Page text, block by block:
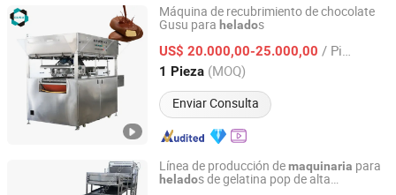
Máquina de recubrimiento de chocolate
Gusu para helados
US$ 20.000,00-25.000,00 / Pieza
1 Pieza (MOQ)
Enviar Consulta
Gusu Food Processing Machinery Suzhou Co., Ltd.
Jiangsu, China Desde 2016
Línea de producción demaquinaria para
helados de gelatina pop de alta
Shanghai Target Industry Co., Ltd.